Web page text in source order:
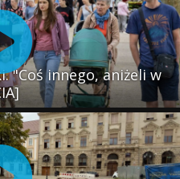
"Coś innego, aniżeli w